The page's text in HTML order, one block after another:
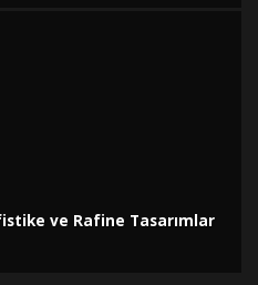
ve Rafine Tasarımlar